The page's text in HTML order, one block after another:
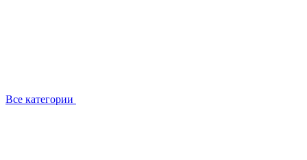
Все категории